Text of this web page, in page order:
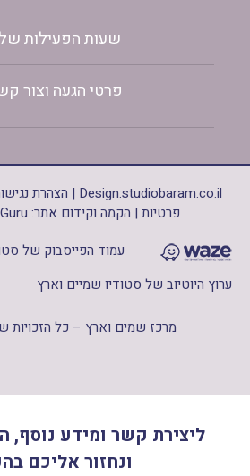
שעות הפעילות
פרטי הגעה וצור
Design:studiobaram.co.il
| הצהרת
פרטיות | הקמה וקידום אתר: WebGuru
עמוד הפייסבוק של
ערוץ היוטיוב של סטודיו שמיים וארץ
מרכז שמים וארץ – כל הזכויות
ליצירת קשר ומידע נוסף,
ונחזור אליכם